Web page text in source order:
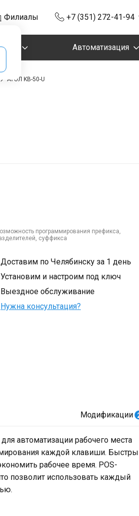
Филиалы +7 (351) 272-41-94
Автоматизация
АТОЛ KB-50-U
программирования префикса,
суффикса
Доставим по Челябинску за 1 день
Установим и настроим под ключ
Выездное обслуживание
Нужна консультация?
Модификации
автоматизации рабочего места
каждой клавиши.
рабочее время. POS-
позволит использовать каждый